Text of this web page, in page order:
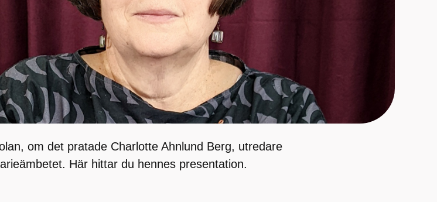
om det pratade Charlotte Ahnlund Berg, utredare
Här hittar du hennes presentation.